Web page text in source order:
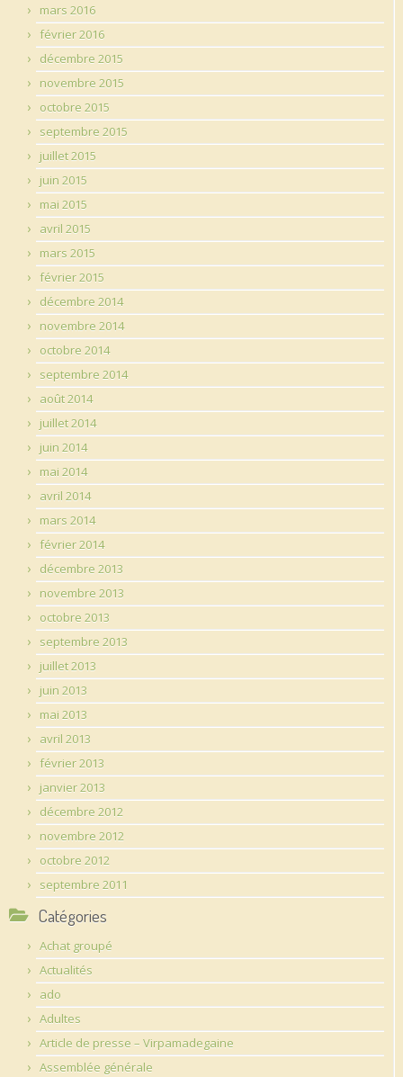
mars 2016
février 2016
décembre 2015
novembre 2015
octobre 2015
septembre 2015
juillet 2015
juin 2015
mai 2015
avril 2015
mars 2015
février 2015
décembre 2014
novembre 2014
octobre 2014
septembre 2014
août 2014
juillet 2014
juin 2014
mai 2014
avril 2014
mars 2014
février 2014
décembre 2013
novembre 2013
octobre 2013
septembre 2013
juillet 2013
juin 2013
mai 2013
avril 2013
février 2013
janvier 2013
décembre 2012
novembre 2012
octobre 2012
septembre 2011
Catégories
Achat groupé
Actualités
ado
Adultes
Article de presse – Virpamadegaine
Assemblée générale